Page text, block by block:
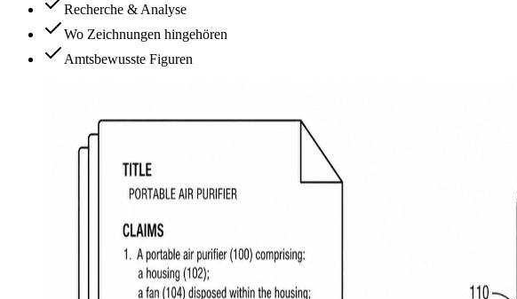
Recherche & Analyse
Wo Zeichnungen hingehören
Amtsbewusste Figuren